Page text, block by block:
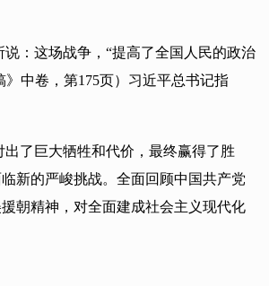
：这场战争，“提高了全国人民的政治
中卷，第175页）习近平总书记指
了巨大牺牲和代价，最终赢得了胜
新的严峻挑战。全面回顾中国共产党
朝精神，对全面建成社会主义现代化